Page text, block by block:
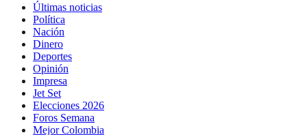
Últimas noticias
Política
Nación
Dinero
Deportes
Opinión
Impresa
Jet Set
Elecciones 2026
Foros Semana
Mejor Colombia